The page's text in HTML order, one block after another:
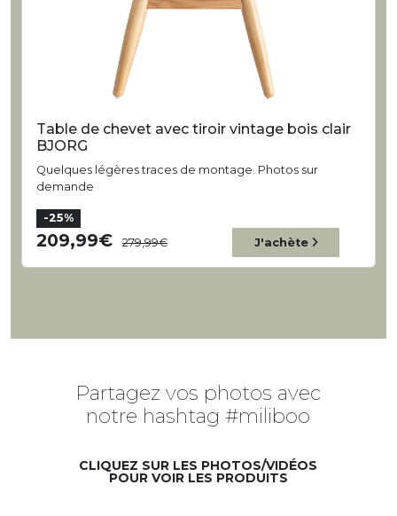
Table de chevet avec tiroir vintage bois clair
BJORG
Quelques légères traces de montage. Photos sur
demande
-25%
209,99 279,99 J'achète
Partagez vos photos avec
notre hashtag #miliboo
CLIQUEZ SUR LES PHOTOS/VIDÉOS
POUR VOIR LES PRODUITS